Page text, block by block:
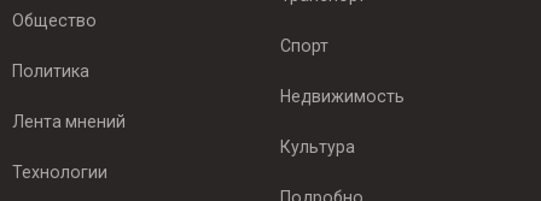
Общество
Политика
Лента мнений
Технологии
Спорт
Недвижимость
Культура